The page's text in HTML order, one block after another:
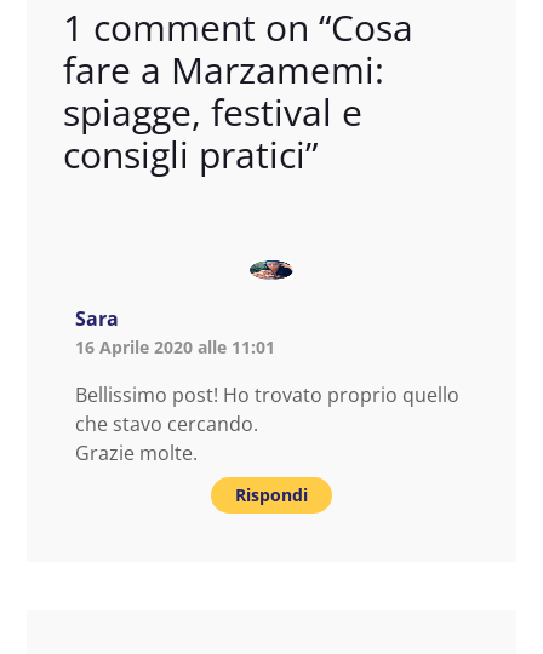
1 comment on “Cosa
fare a Marzamemi:
spiagge, festival e
consigli pratici”
Sara
16 Aprile 2020 alle 11:01
Bellissimo post! Ho trovato proprio quello
che stavo cercando.
Grazie molte.
Rispondi